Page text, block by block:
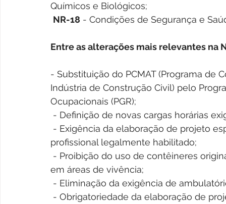
Químicos e Biológicos;
NR-18 - Condições de Segurança e
Entre as alterações mais relevantes na
- Substituição do PCMAT (Programa de
Indústria de Construção Civil) pelo
Ocupacionais (PGR);
- Definição de novas cargas horárias
profissional legalmente habilitado;
em áreas de vivência;
- Eliminação da exigência de